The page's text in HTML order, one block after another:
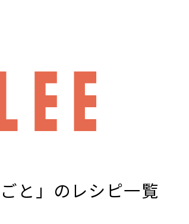
と」のレシピ一覧